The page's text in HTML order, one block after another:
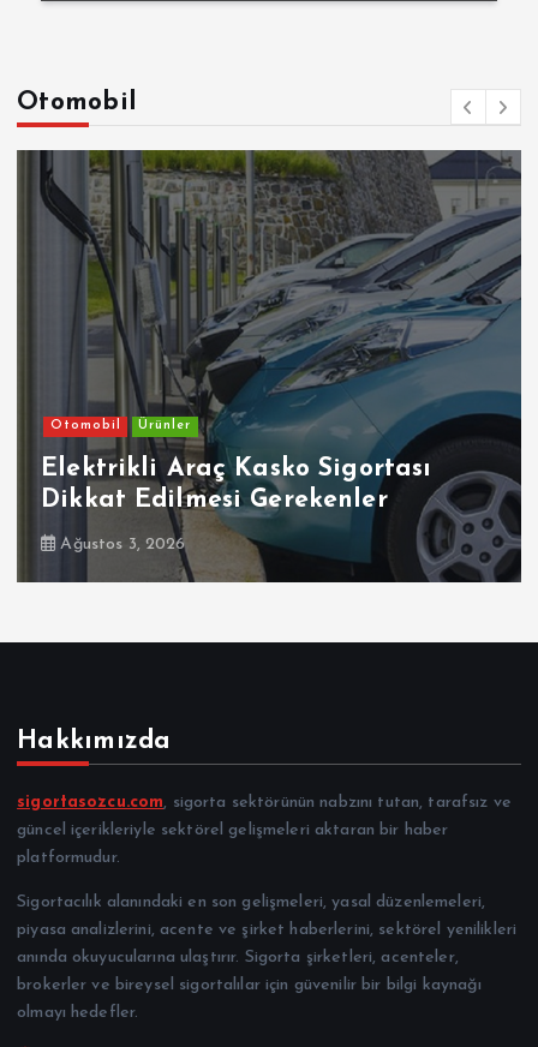
Otomobil
Otomobil Ürünler
Elektrikli Araç Kasko Sigortası
Dikkat Edilmesi Gerekenler
Ağustos 3, 2026
Hakkımızda
sigortasozcu.com, sigorta sektörünün nabzını tutan, tarafsız ve
güncel içerikleriyle sektörel gelişmeleri aktaran bir haber
platformudur.
Sigortacılık alanındaki en son gelişmeleri, yasal düzenlemeleri,
piyasa analizlerini, acente ve şirket haberlerini, sektörel yenilikleri
anında okuyucularına ulaştırır. Sigorta şirketleri, acenteler,
brokerler ve bireysel sigortalılar için güvenilir bir bilgi kaynağı
olmayı hedefler.